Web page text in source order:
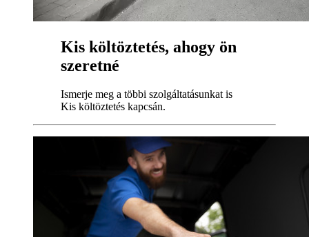
Kis költöztetés, ahogy ön
szeretné
Ismerje meg a többi szolgáltatásunkat is
Kis költöztetés kapcsán.